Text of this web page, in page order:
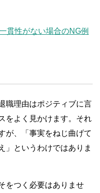
貫性がない場合のNG例
職理由はポジティブに言
をよく見かけます。それ
が、「事実をねじ曲げて
」というわけではありま
をつく必要はありませ